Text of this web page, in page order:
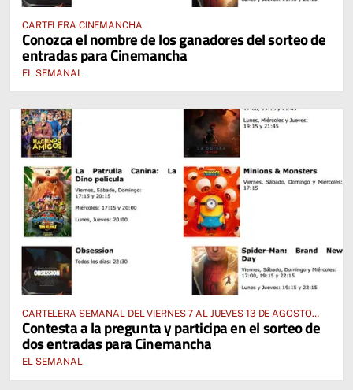
CARTELERA CINEMANCHA
Conozca el nombre de los ganadores del sorteo de
entradas para Cinemancha
EL SEMANAL
CARTELERA SEMANAL DEL VIERNES 7 AL JUEVES 13 DE AGOSTO
2026
Contesta a la pregunta y participa en el sorteo de
dos entradas para Cinemancha
EL SEMANAL